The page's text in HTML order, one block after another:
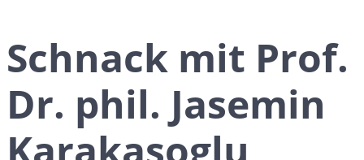
Schnack mit Prof.
Dr. phil. Jasemin